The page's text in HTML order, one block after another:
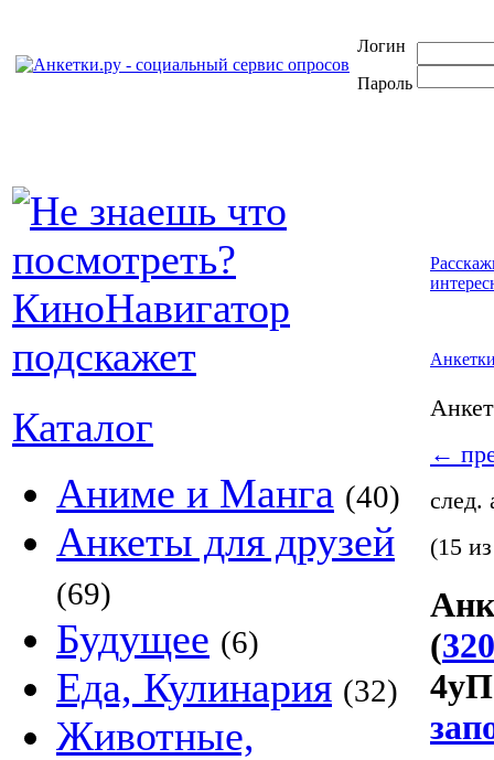
Логин
Пароль
Каталог
Аниме и Манга (40)
Анкеты для друзей
(69)
Будущее (6)
Еда, Кулинария (32)
Животные,
←
след.
(15
(